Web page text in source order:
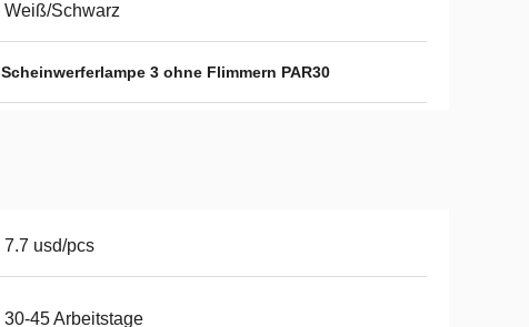
Weiß/Schwarz
Scheinwerferlampe 3 ohne Flimmern PAR30
7.7 usd/pcs
30-45 Arbeitstage